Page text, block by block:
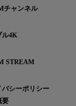
チャンネル
ル4K
STREAM
バシーポリシー
要